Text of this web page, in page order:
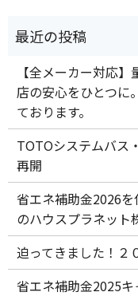
【全メーカー対応
店の安心をひとつに
ております。
TOTOシステムバス
再開
省エネ補助金2026
のハウスプラネット
迫ってきました！２
省エネ補助金2025